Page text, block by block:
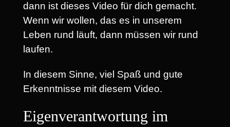
dann ist dieses Video für dich gemacht.
Wenn wir wollen, das es in unserem
Leben rund läuft, dann müssen wir rund
laufen.
In diesem Sinne, viel Spaß und gute
Erkenntnisse mit diesem Video.
Eigenverantwortung im